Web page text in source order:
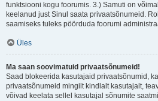
funktsiooni kogu foorumis. 3.) Samuti on
keelanud just Sinul saata privaatsõnumeid.
saamiseks tuleks pöörduda foorumi
Üles
Ma saan soovimatuid privaatsõnumeid!
Saad blokeerida kasutajaid privaatsõnumid,
privaatsõnumeid mingilt kindlalt kasutajalt,
võivad keelata sellel kasutajal sõnumite